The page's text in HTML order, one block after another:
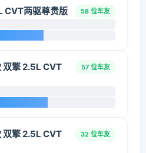
CVT两驱尊贵版 58 位车友
双擎 2.5L CVT
57 位车友
双擎 2.5L CVT
32 位车友